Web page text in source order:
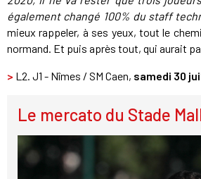
également changé 100% du staff
mieux rappeler, à ses yeux, tout le
normand. Et puis après tout, qui aurait
> L2. J1 - Nîmes / SM Caen, samedi 30
Le mercato du Stade